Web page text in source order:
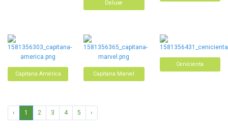
Deluxe
Capitana América Capitana Marvel
Cenicienta
‹ 1 2 3 4 5 ›